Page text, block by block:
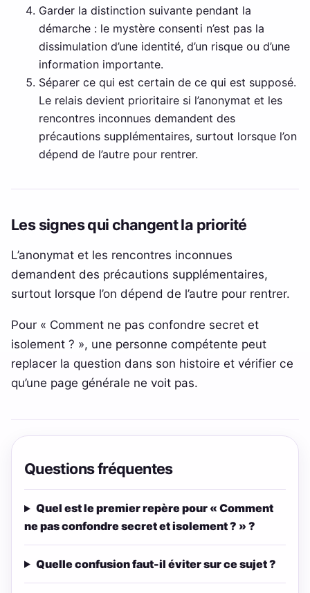
Garder la distinction suivante pendant la
démarche : le mystère consenti n’est pas la
dissimulation d’une identité, d’un risque ou d’une
information importante.
Séparer ce qui est certain de ce qui est supposé.
Le relais devient prioritaire si l’anonymat et les
rencontres inconnues demandent des
précautions supplémentaires, surtout lorsque l’on
dépend de l’autre pour rentrer.
Les signes qui changent la priorité
L’anonymat et les rencontres inconnues
demandent des précautions supplémentaires,
surtout lorsque l’on dépend de l’autre pour rentrer.
Pour « Comment ne pas confondre secret et
isolement ? », une personne compétente peut
replacer la question dans son histoire et vérifier ce
qu’une page générale ne voit pas.
Questions fréquentes
Quel est le premier repère pour « Comment
ne pas confondre secret et isolement ? » ?
Quelle confusion faut-il éviter sur ce sujet ?